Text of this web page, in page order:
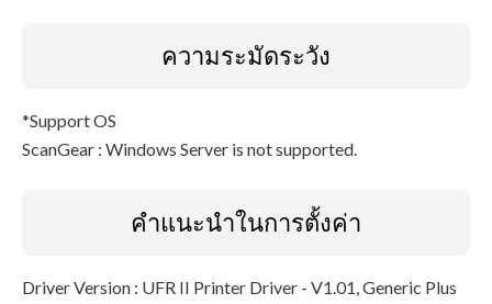
ความระมัดระวัง
*Support OS
ScanGear : Windows Server is not supported.
คำแนะนำในการตั้งค่า
Driver Version : UFR II Printer Driver - V1.01, Generic Plus